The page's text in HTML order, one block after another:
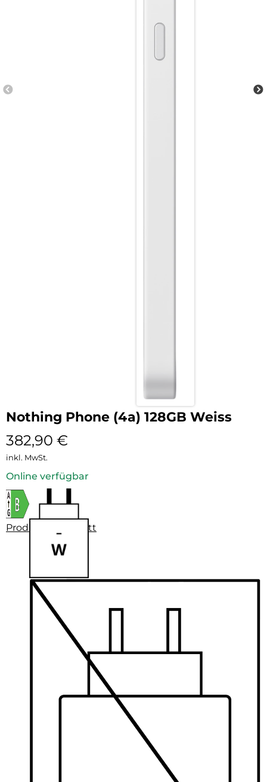
Nothing Phone (4a) 128GB Weiss
382,90 €
inkl. MwSt.
Online verfügbar
Produktdatenblatt